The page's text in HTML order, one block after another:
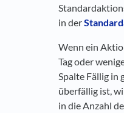
in der
Wenn ein
Tag oder
Spalte Fällig in
überfällig ist,
in die Anzahl